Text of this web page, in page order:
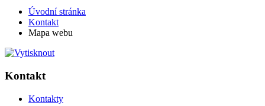
Úvodní stránka
Kontakt
Mapa webu
Kontakt
Kontakty